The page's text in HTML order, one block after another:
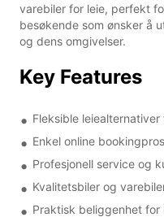
varebiler for leie, perfekt
besøkende som ønsker å
og dens omgivelser.
Key Features
Fleksible
Enkel online
Profesjonell service og
Kvalitetsbiler og
Praktisk beliggenhet for